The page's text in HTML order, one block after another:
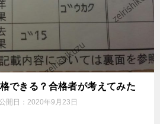
できる？合格者が考えてみた
開日： 2020年9月23日